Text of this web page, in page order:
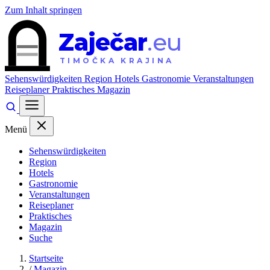
Zum Inhalt springen
Zaječar.eu
TIMOČKA KRAJINA
Sehenswürdigkeiten Region Hotels Gastronomie Veranstaltungen
ReiseplanerPraktisches Magazin
Menü
Sehenswürdigkeiten
Region
Hotels
Gastronomie
Veranstaltungen
Reiseplaner
Praktisches
Magazin
Suche
Startseite